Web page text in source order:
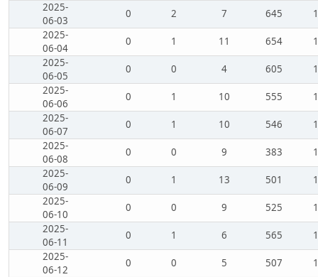
2025-
06-03
0 2 7 645
2025-
06-04
0 1 11 654
2025-
06-05
0 0 4 605
2025-
06-06
0 1 10 555
2025-
06-07
0 1 10 546
2025-
06-08
0 0 9 383
2025-
06-09
0 1 13 501
2025-
06-10
0 0 9 525
2025-
06-11
0 1 6 565
2025-
06-12
0 0 5 507